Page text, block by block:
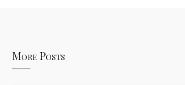
More Posts